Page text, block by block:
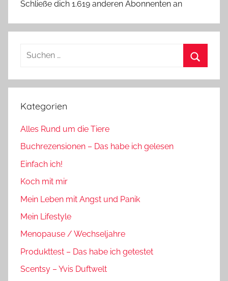
Schließe dich 1.619 anderen Abonnenten an
Suchen
Kategorien
Alles Rund um die Tiere
Buchrezensionen – Das habe ich gelesen
Einfach ich!
Koch mit mir
Mein Leben mit Angst und Panik
Mein Lifestyle
Menopause / Wechseljahre
Produkttest – Das habe ich getestet
Scentsy – Yvis Duftwelt